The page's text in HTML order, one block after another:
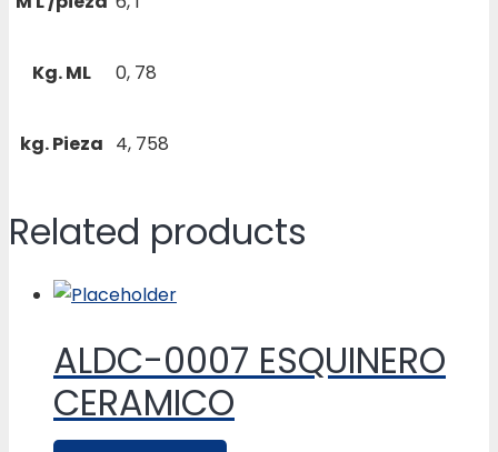
Kg. ML 0, 78
kg. Pieza 4, 758
Related products
ALDC-0007 ESQUINERO
CERAMICO